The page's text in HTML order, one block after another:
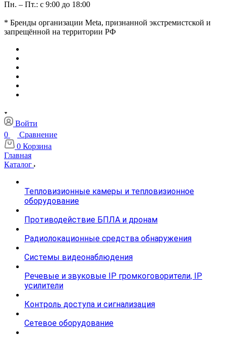
Пн. – Пт.: с 9:00 до 18:00
* Бренды организации Meta, признанной экстремистской и
запрещённой на территории РФ
Войти
0
Сравнение
0 Корзина
Главная
Каталог
Тепловизионные камеры и тепловизионное
оборудование
Противодействие БПЛА и дронам
Радиолокационные средства обнаружения
Системы видеонаблюдения
Речевые и звуковые IP громкоговорители, IP
усилители
Контроль доступа и сигнализация
Сетевое оборудование